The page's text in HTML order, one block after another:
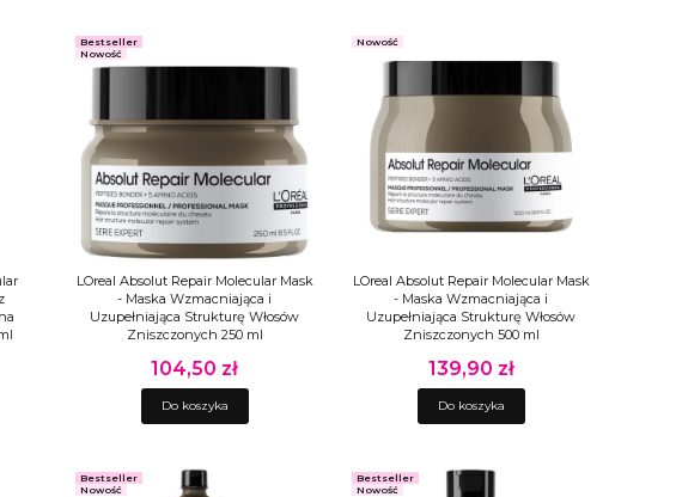
Bestseller
Nowość
LOreal Absolut Repair Molecular Mask
- Maska Wzmacniająca i
Uzupełniająca Strukturę Włosów
Zniszczonych 250 ml
Cena
104,50 zł
Do koszyka
Nowość
LOreal Absolut Repair Molecular Mask
- Maska Wzmacniająca i
Uzupełniająca Strukturę Włosów
Zniszczonych 500 ml
Cena
139,90 zł
Do koszyka
Bestseller
Nowość
Bestseller
Nowość